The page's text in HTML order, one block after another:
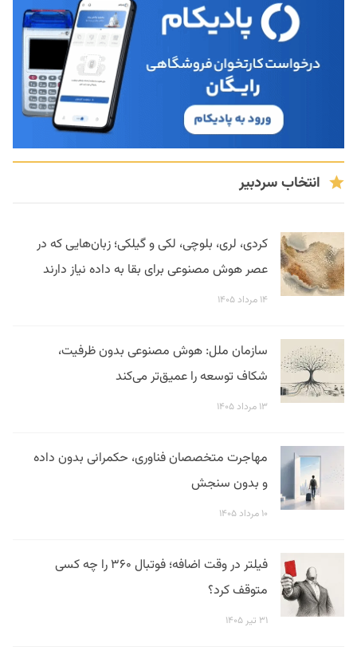
انتخاب سردبیر
کردی، لری، بلوچی، لکی و گیلکی؛ زبان‌هایی که در
عصر هوش مصنوعی برای بقا به داده نیاز دارند
۱۴ مرداد ۱۴۰۵
سازمان ملل: هوش مصنوعی بدون ظرفیت،
شکاف توسعه را عمیق‌تر می‌کند
۱۳ مرداد ۱۴۰۵
مهاجرت متخصصان فناوری، حکمرانی بدون داده
و بدون سنجش
۱۰ مرداد ۱۴۰۵
فیلتر در وقت اضافه؛ فوتبال ۳۶۰ را چه کسی
متوقف کرد؟
۳۱ تیر ۱۴۰۵